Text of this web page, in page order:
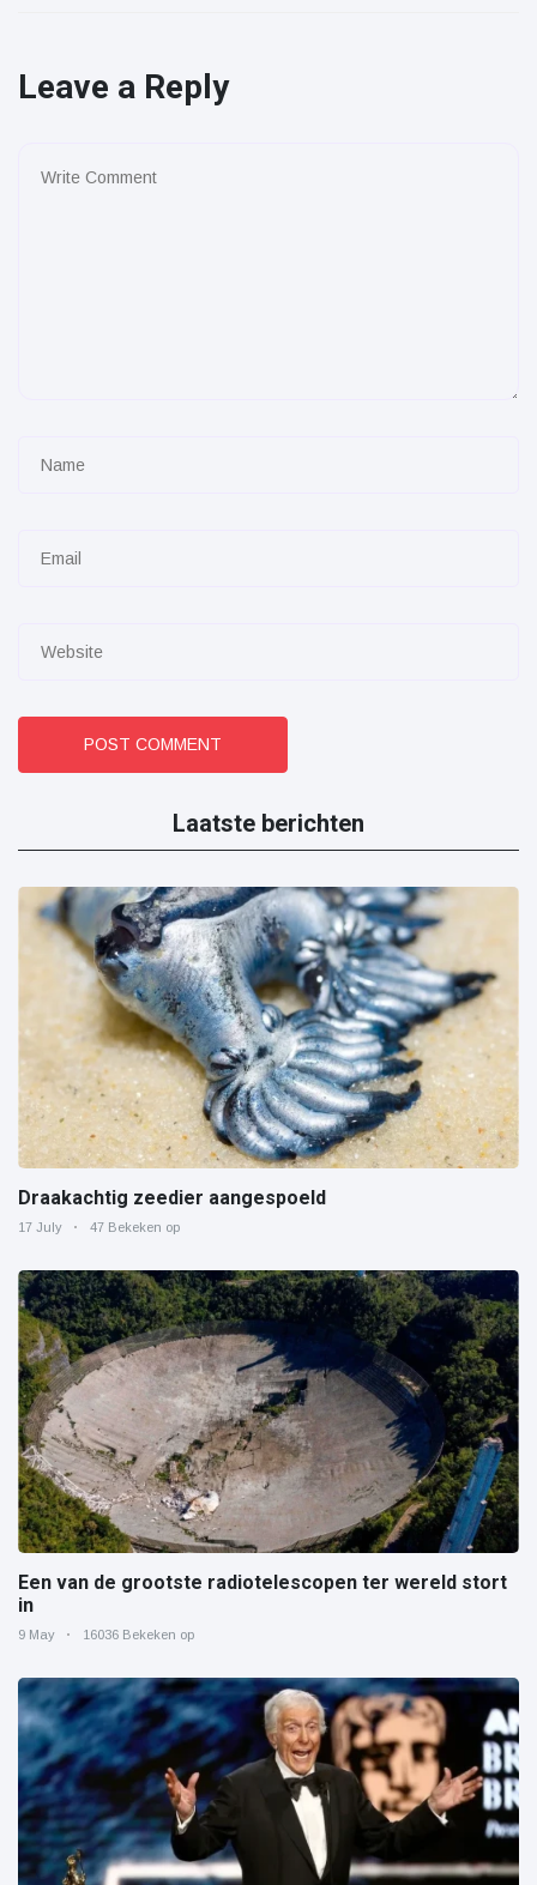
Leave a Reply
POST COMMENT
Laatste berichten
Draakachtig zeedier aangespoeld
17 July 47 Bekeken op
Een van de grootste radiotelescopen ter wereld stort
in
9 May 16036 Bekeken op